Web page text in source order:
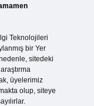
Teknolojileri
bir Yer
sitedeki
üyelerimiz
olup, siteye